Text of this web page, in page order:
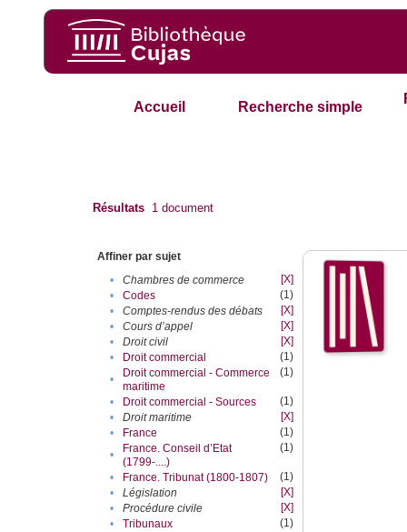
Accueil Recherche simple
Résultats 1 document
Affiner par sujet
•
Chambres de commerce
[X]
•
Codes
(1)
•
Comptes-rendus des débats
[X]
•
Cours d’appel
[X]
•
Droit civil
[X]
•
Droit commercial
(1)
•
Droit commercial - Commerce
maritime
(1)
• Droit commercial - Sources
(1)
•
Droit maritime
[X]
•
France
(1)
•
France. Conseil d’Etat
(1799-....)
(1)
• France. Tribunat (1800-1807)
(1)
•
Législation
[X]
•
Procédure civile
[X]
•
Tribunaux
(1)